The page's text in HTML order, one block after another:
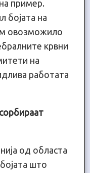
пример.
бојата на
овозможило
крвни
на
работата
од областа
што